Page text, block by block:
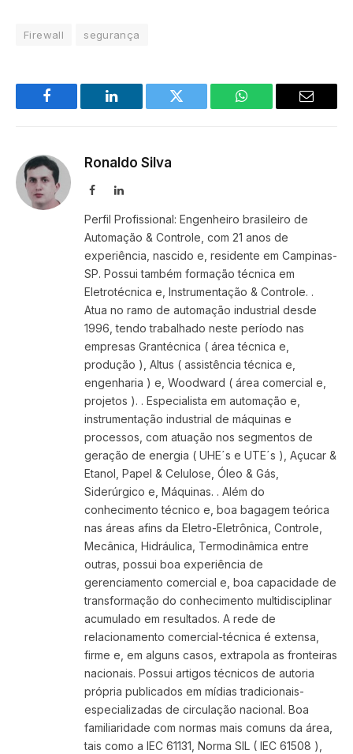
Firewall segurança
Facebook LinkedIn Twitter WhatsApp Email
Ronaldo Silva
FacebookLinkedIn
Perfil Profissional: Engenheiro brasileiro de
Automação & Controle, com 21 anos de
experiência, nascido e, residente em Campinas-
SP. Possui também formação técnica em
Eletrotécnica e, Instrumentação & Controle. .
Atua no ramo de automação industrial desde
1996, tendo trabalhado neste período nas
empresas Grantécnica ( área técnica e,
produção ), Altus ( assistência técnica e,
engenharia ) e, Woodward ( área comercial e,
projetos ). . Especialista em automação e,
instrumentação industrial de máquinas e
processos, com atuação nos segmentos de
geração de energia ( UHE´s e UTE´s ), Açucar &
Etanol, Papel & Celulose, ÓIeo & Gás,
Siderúrgico e, Máquinas. . Além do
conhecimento técnico e, boa bagagem teórica
nas áreas afins da Eletro-Eletrônica, Controle,
Mecânica, Hidráulica, Termodinâmica entre
outras, possui boa experiência de
gerenciamento comercial e, boa capacidade de
transformação do conhecimento multidisciplinar
acumulado em resultados. A rede de
relacionamento comercial-técnica é extensa,
firme e, em alguns casos, extrapola as fronteiras
nacionais. Possui artigos técnicos de autoria
própria publicados em mídias tradicionais-
especializadas de circulação nacional. Boa
familiaridade com normas mais comuns da área,
tais como a IEC 61131, Norma SIL ( IEC 61508 ),